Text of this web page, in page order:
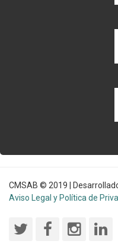
CMSAB © 2019 |
Aviso Legal y Política de